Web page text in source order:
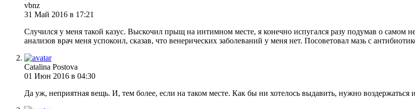
vbnz
31 Май 2016 в 17:21
Случился у меня такой казус. Выскочил прыщ на интимном месте, я конечно испугался разу подумав о самом
анализов врач меня успокоил, сказав, что венерических заболеваний у меня нет. Посоветовал мазь с
Catalina Postova
01 Июн 2016 в 04:30
Да уж, неприятная вещь. И, тем более, если на таком месте. Как бы ни хотелось выдавить, нужно воздержаться